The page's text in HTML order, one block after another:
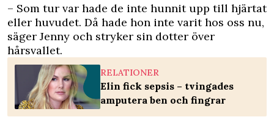
– Som tur var hade de inte hunnit upp till hjärtat
eller huvudet. Då hade hon inte varit hos oss nu,
säger Jenny och stryker sin dotter över
hårsvallet.
RELATIONER
Elin fick sepsis – tvingades
amputera ben och fingrar